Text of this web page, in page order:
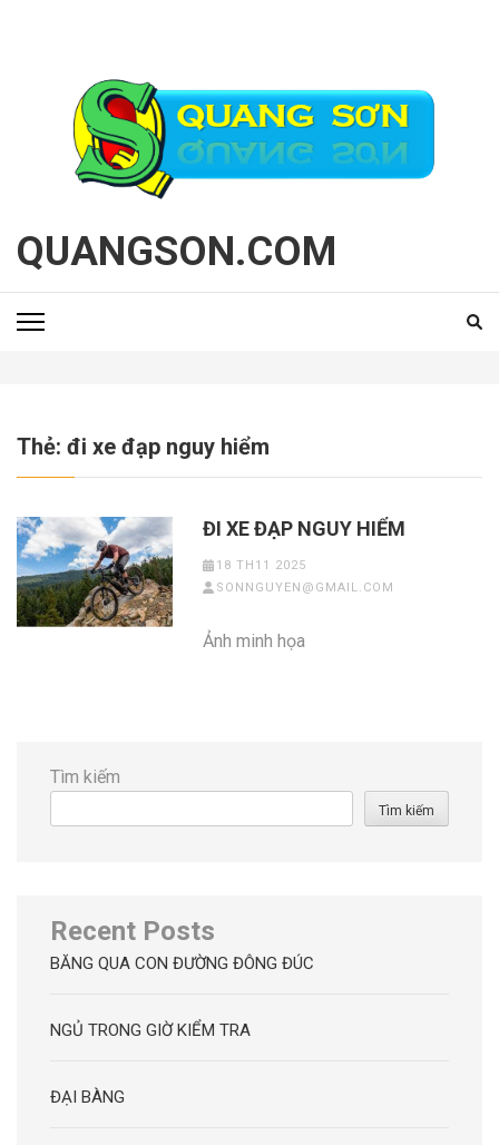
QUANGSON.COM
Thẻ: đi xe đạp nguy hiểm
ĐI XE ĐẠP NGUY HIỂM
18 TH11 2025
SONNGUYEN@GMAIL.COM
Ảnh minh họa
Tìm kiếm
Tìm kiếm
Recent Posts
BĂNG QUA CON ĐƯỜNG ĐÔNG ĐÚC
NGỦ TRONG GIỜ KIỂM TRA
ĐẠI BÀNG